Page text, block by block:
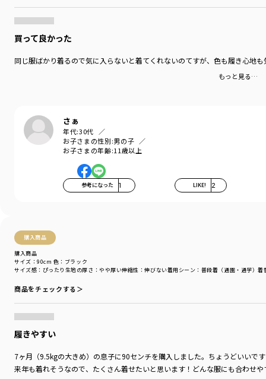
買って良かった
同じ服ばかり着るので気に入らないと着てくれないのてすが、色も履き心地
もっと見る…
さぁ
年代:30代
お子さまの性別:男の子
お子さまの年齢:11歳以上
参考になった 1 LIKE! 2
購入商品
購入商品
サイズ感 ：ぴったり 生地の厚さ ：やや厚い伸縮性 ：伸びない着用シーン ：普段着（通園・通学）着
サイズ：90cm 色：ブラック
商品をチェックする＞
履きやすい
7ヶ月（9.5kgの大きめ）の息子に90センチを購入しました。ちょうどいいで
来年も着れそうなので、たくさん着せたいと思います！どんな服にも合わせ
カテゴリ
／ボトムス>ショートパンツ・ハーフパンツ
カラー
商品番号
／11-4131-382